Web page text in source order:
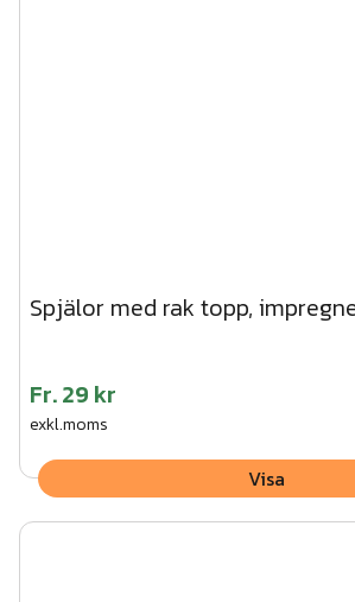
Spjälor med rak topp,
Fr.29 kr
exkl.moms
Visa